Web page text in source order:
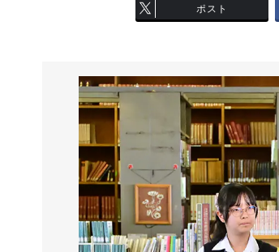
ポスト